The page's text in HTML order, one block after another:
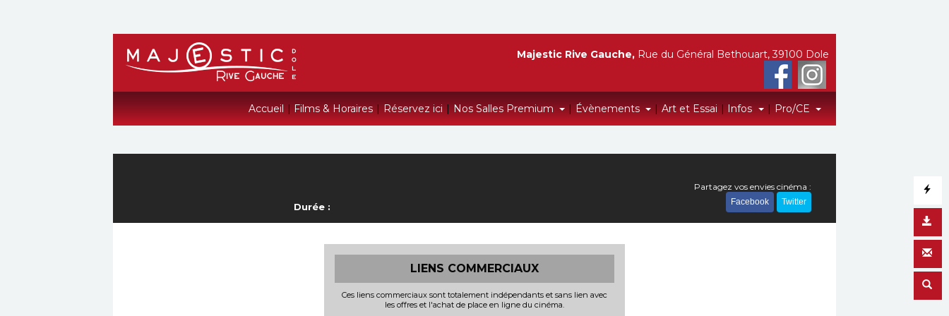
Accueil | Films & Horaires | Réservez ici | Nos Salles Premium | Évènements | Art et Essai | Infos | Pro/CE
Majestic Rive Gauche, Rue du Général Bethouart, 39100 Dole
Durée :
Partagez vos envies cinéma :
Facebook Twitter
LIENS COMMERCIAUX
Ces liens commerciaux sont totalement indépendants et sans lien avec
les offres et l'achat de place en ligne du cinéma.